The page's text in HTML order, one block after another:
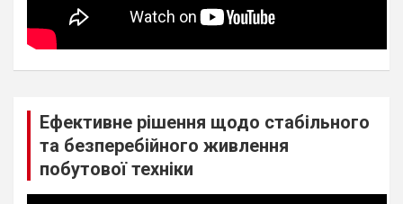
Ефективне рішення щодо стабільного
та безперебійного живлення
побутової техніки